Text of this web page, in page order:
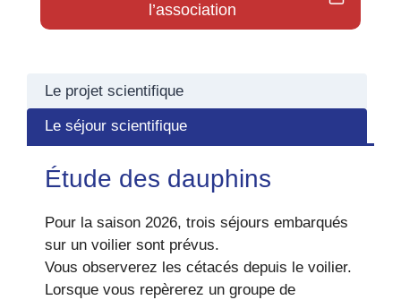
l’association
Le projet scientifique
Le séjour scientifique
Étude des dauphins
Pour la saison 2026, trois séjours embarqués
sur un voilier sont prévus.
Vous observerez les cétacés depuis le voilier.
Lorsque vous repèrerez un groupe de